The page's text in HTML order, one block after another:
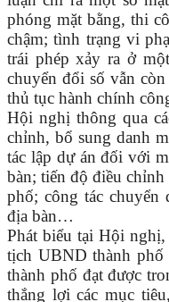
phóng mặt bằng, thi
chậm; tình trạng vi
trái phép xảy ra ở
chuyển đổi số vẫn
thủ tục hành chính
Hội nghị thông qua
chỉnh, bổ sung danh
tác lập dự án đối với
bàn; tiến độ điều
phố; công tác chuyển
địa bàn…
Phát biểu tại Hội
tịch UBND thành phố
thành phố đạt được
thắng lợi các mục